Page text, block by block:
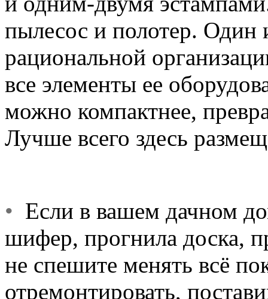
пылесос и полотер.
рациональной
все элементы ее
можно компактнее,
Лучше всего здесь
• Если в вашем дачном
шифер, прогнила доска,
не спешите менять всё
отремонтировать,